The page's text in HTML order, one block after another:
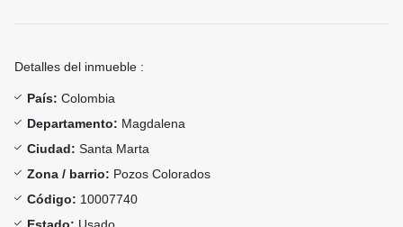
Detalles del inmueble :
País: Colombia
Departamento: Magdalena
Ciudad: Santa Marta
Zona / barrio: Pozos Colorados
Código: 10007740